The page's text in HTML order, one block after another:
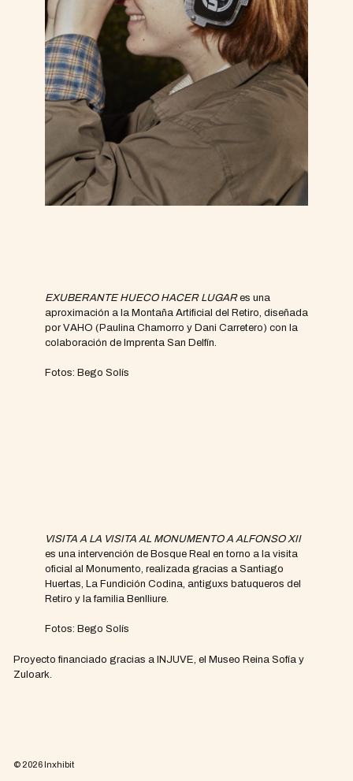
EXUBERANTE HUECO HACER LUGARes una
aproximación a la Montaña Artificial del Retiro, diseñada
por VAHO (Paulina Chamorro y Dani Carretero) con la
colaboración de Imprenta San Delfín.
Fotos: Bego Solís
VISITA A LA VISITA AL MONUMENTO A ALFONSO XII
es una intervención de Bosque Real en torno a la visita
oficial al Monumento, realizada gracias a Santiago
Huertas, La Fundición Codina, antiguxs batuqueros del
Retiro y la familia Benlliure.
Fotos: Bego Solís
Proyecto financiado gracias a INJUVE, el Museo Reina Sofía y
Zuloark.
© 2026Inxhibit